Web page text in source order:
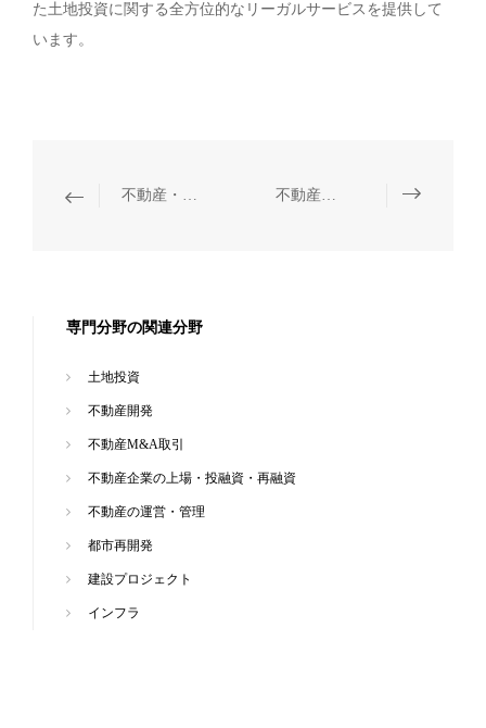
た土地投資に関する全方位的なリーガルサービスを提供して
います。
不動産・建設プロジェクト 不動産開発
専門分野の関連分野
土地投資
不動産開発
不動産M&A取引
不動産企業の上場・投融資・再融資
不動産の運営・管理
都市再開発
建設プロジェクト
インフラ